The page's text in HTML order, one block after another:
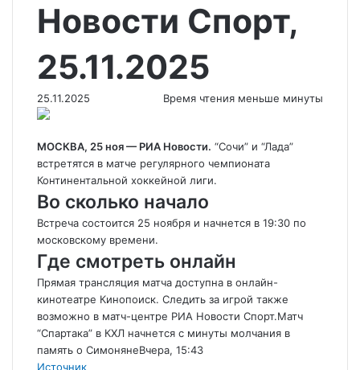
Новости Спорт,
25.11.2025
25.11.2025 Время чтения меньше минуты
МОСКВА, 25 ноя — РИА Новости. “Сочи” и “Лада”
встретятся в матче регулярного чемпионата
Континентальной хоккейной лиги.
Во сколько начало
Встреча состоится 25 ноября и начнется в 19:30 по
московскому времени.
Где смотреть онлайн
Прямая трансляция матча доступна в онлайн-
кинотеатре Кинопоиск. Следить за игрой также
возможно в матч-центре РИА Новости Спорт.Матч
“Спартака” в КХЛ начнется с минуты молчания в
память о СимонянеВчера, 15:43
Источник